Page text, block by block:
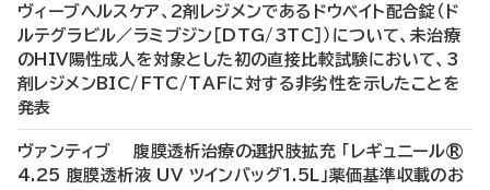
ヴィーブヘルスケア、2剤レジメンであるドウベイト配合錠（ド
ルテグラビル／ラミブジン［DTG/3TC］）について、未治療
のHIV陽性成人を対象とした初の直接比較試験において、3
剤レジメンBIC/FTC/TAFに対する非劣性を示したことを
発表
ヴァンティブ 腹膜透析治療の選択肢拡充 「レギュニール®
4.25 腹膜透析液 UV ツインバッグ1.5L」薬価基準収載のお